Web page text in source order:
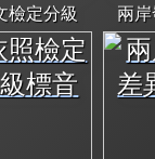
檢定分級 兩